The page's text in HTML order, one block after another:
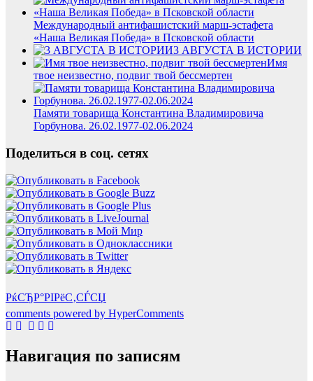
Международный антифашистский марш-эстафета
«Наша Великая Победа» в Псковской области
3 АВГУСТА В ИСТОРИИ
Имя
твое неизвестно, подвиг твой бессмертен
Памяти товарища Константина Владимировича
Горбунова. 26.02.1977-02.06.2024
Поделиться в соц. сетях
РќСЂР°РІРёС‚СЃСЏ
comments powered by HyperComments
Навигация по записям